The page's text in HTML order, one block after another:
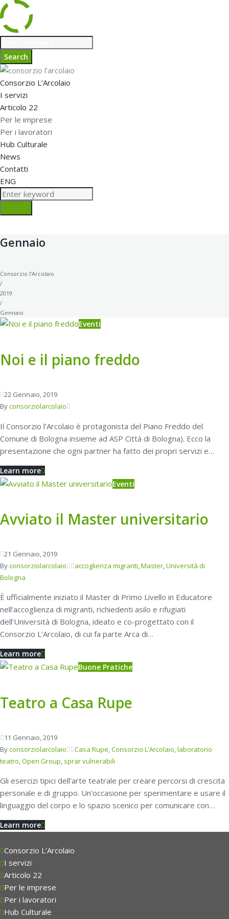
Search
Consorzio L’Arcolaio
I servizi
Articolo 22
Per le imprese
Per i lavoratori
Hub Culturale
News
Contatti
ENG
Gennaio
Consorzio l’Arcolaio
/
2019
/
Gennaio
Eventi
Noi e il piano freddo
22 Gennaio, 2019
Byconsorziolarcolaio
Il Consorzio l’Arcolaio è protagonista del Piano Freddo del
Comune di Bologna insieme ad ASP Città di Bologna). Ecco la
presentazione che ogni partner ha fatto dei propri servizi e…
Learn more
Eventi
Avviato il Master universitario
21 Gennaio, 2019
Byconsorziolarcolaio accoglienza migranti,Master,Università di
Bologna
È ufficialmente iniziato il Master di Primo Livello in Educatore
nell’accoglienza di migranti, richiedenti asilo e rifugiati
dell’Università di Bologna, ideato e co-progettato con il
Consorzio L’Arcolaio, di cui fa parte Arca di…
Learn more
Buone Pratiche
Teatro a Casa Rupe
11 Gennaio, 2019
Byconsorziolarcolaio Casa Rupe,Consorzio L'Arcolaio,laboratorio
teatro,Open Group, sprar vulnerabili
Gli esercizi tipici dell’arte teatrale per creare percorsi di crescita
personale e di gruppo. Un’occasione per sperimentare e usare il
linguaggio del corpo e lo spazio scenico per comunicare con…
Learn more
Consorzio L’Arcolaio
I servizi
Articolo 22
Per le imprese
Per i lavoratori
Hub Culturale